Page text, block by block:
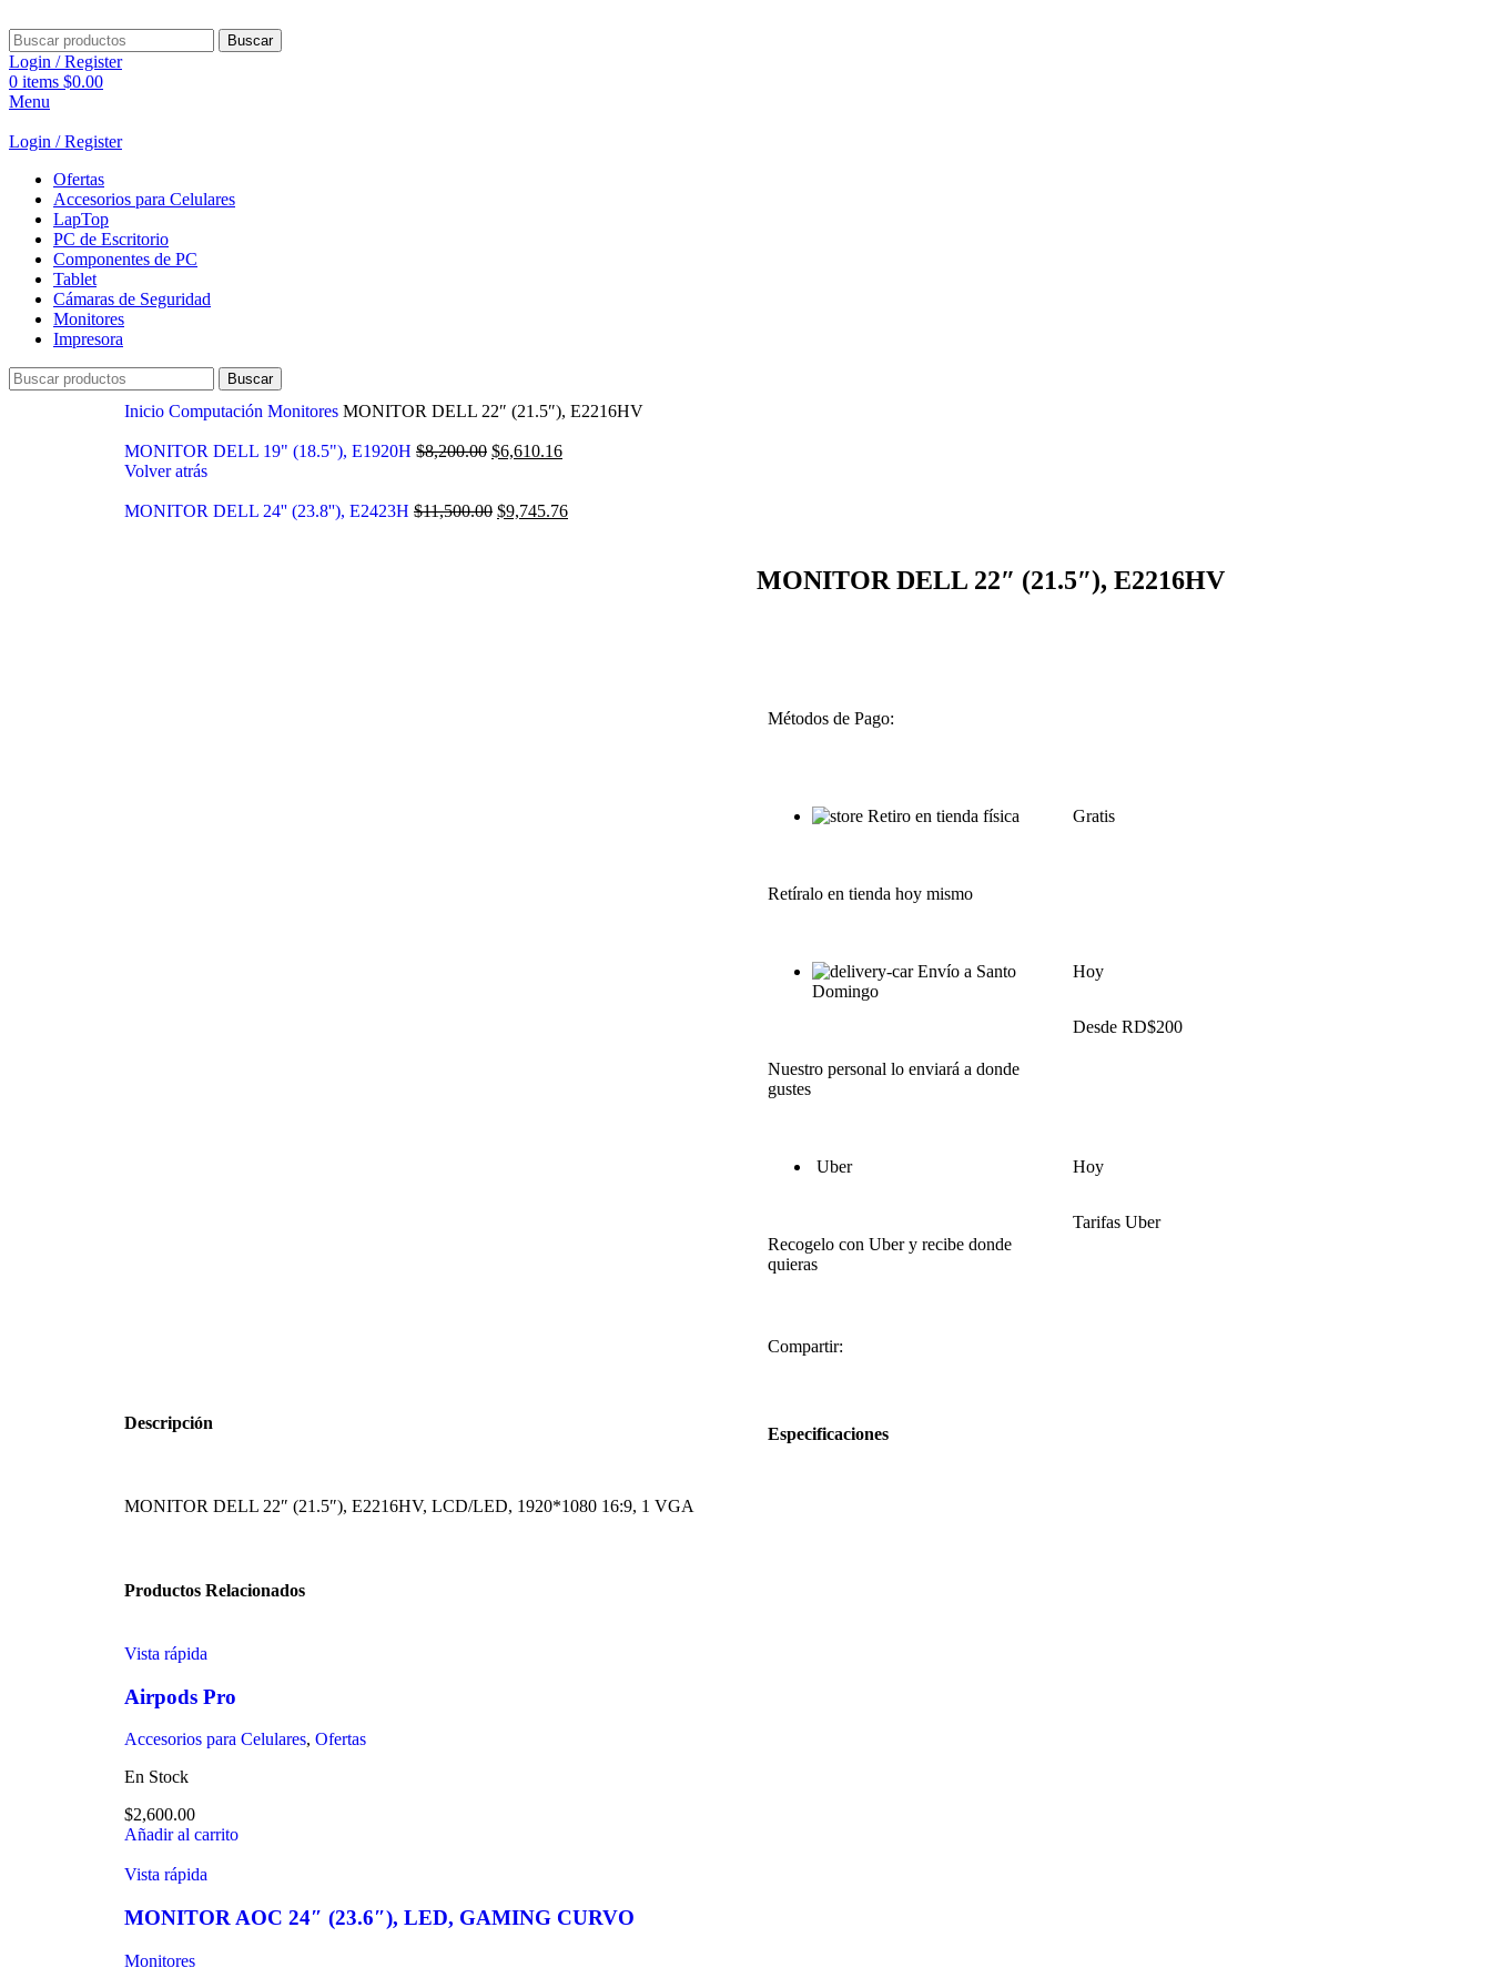
Buscar
Login / Register
0 items $0.00
Menu
Login / Register
Ofertas
Accesorios para Celulares
LapTop
PC de Escritorio
Componentes de PC
Tablet
Cámaras de Seguridad
Monitores
Impresora
Buscar
Inicio Computación Monitores MONITOR DELL 22″ (21.5″), E2216HV
MONITOR DELL 19" (18.5"), E1920H $8,200.00 $6,610.16
Volver atrás
MONITOR DELL 24'' (23.8''), E2423H $11,500.00 $9,745.76
MONITOR DELL 22″ (21.5″), E2216HV
Métodos de Pago:
Retiro en tienda física
Retíralo en tienda hoy mismo
Gratis
Envío a Santo
Domingo
Nuestro personal lo enviará a donde
gustes
Hoy
Desde RD$200
Uber
Recogelo con Uber y recibe donde
quieras
Hoy
Tarifas Uber
Compartir:
Descripción
MONITOR DELL 22″ (21.5″), E2216HV, LCD/LED, 1920*1080 16:9, 1 VGA
Especificaciones
Productos Relacionados
Vista rápida
Airpods Pro
Accesorios para Celulares, Ofertas
En Stock
$2,600.00
Añadir al carrito
Vista rápida
MONITOR AOC 24″ (23.6″), LED, GAMING CURVO
Monitores